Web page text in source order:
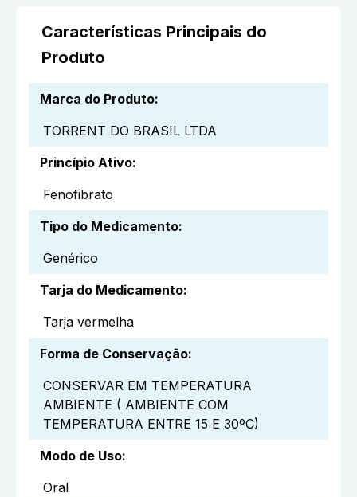
Características Principais do
Produto
Marca do Produto:
TORRENT DO BRASIL LTDA
Princípio Ativo:
Fenofibrato
Tipo do Medicamento:
Genérico
Tarja do Medicamento:
Tarja vermelha
Forma de Conservação:
CONSERVAR EM TEMPERATURA
AMBIENTE ( AMBIENTE COM
TEMPERATURA ENTRE 15 E 30ºC)
Modo de Uso:
Oral